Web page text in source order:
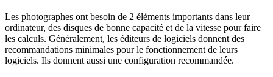
Les photographes ont besoin de 2 éléments importants dans leur
ordinateur, des disques de bonne capacité et de la vitesse pour faire
les calculs. Généralement, les éditeurs de logiciels donnent des
recommandations minimales pour le fonctionnement de leurs
logiciels. Ils donnent aussi une configuration recommandée.